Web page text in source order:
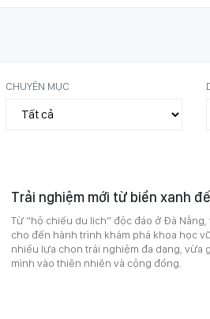
CHUYÊN MỤC
Trải nghiệm mới từ biển xanh
Từ “hộ chiếu du lịch” độc đáo ở Đà
cho đến hành trình khám phá khoa học
nhiều lựa chọn trải nghiệm đa dạng, vừa
mình vào thiên nhiên và cộng đồng.